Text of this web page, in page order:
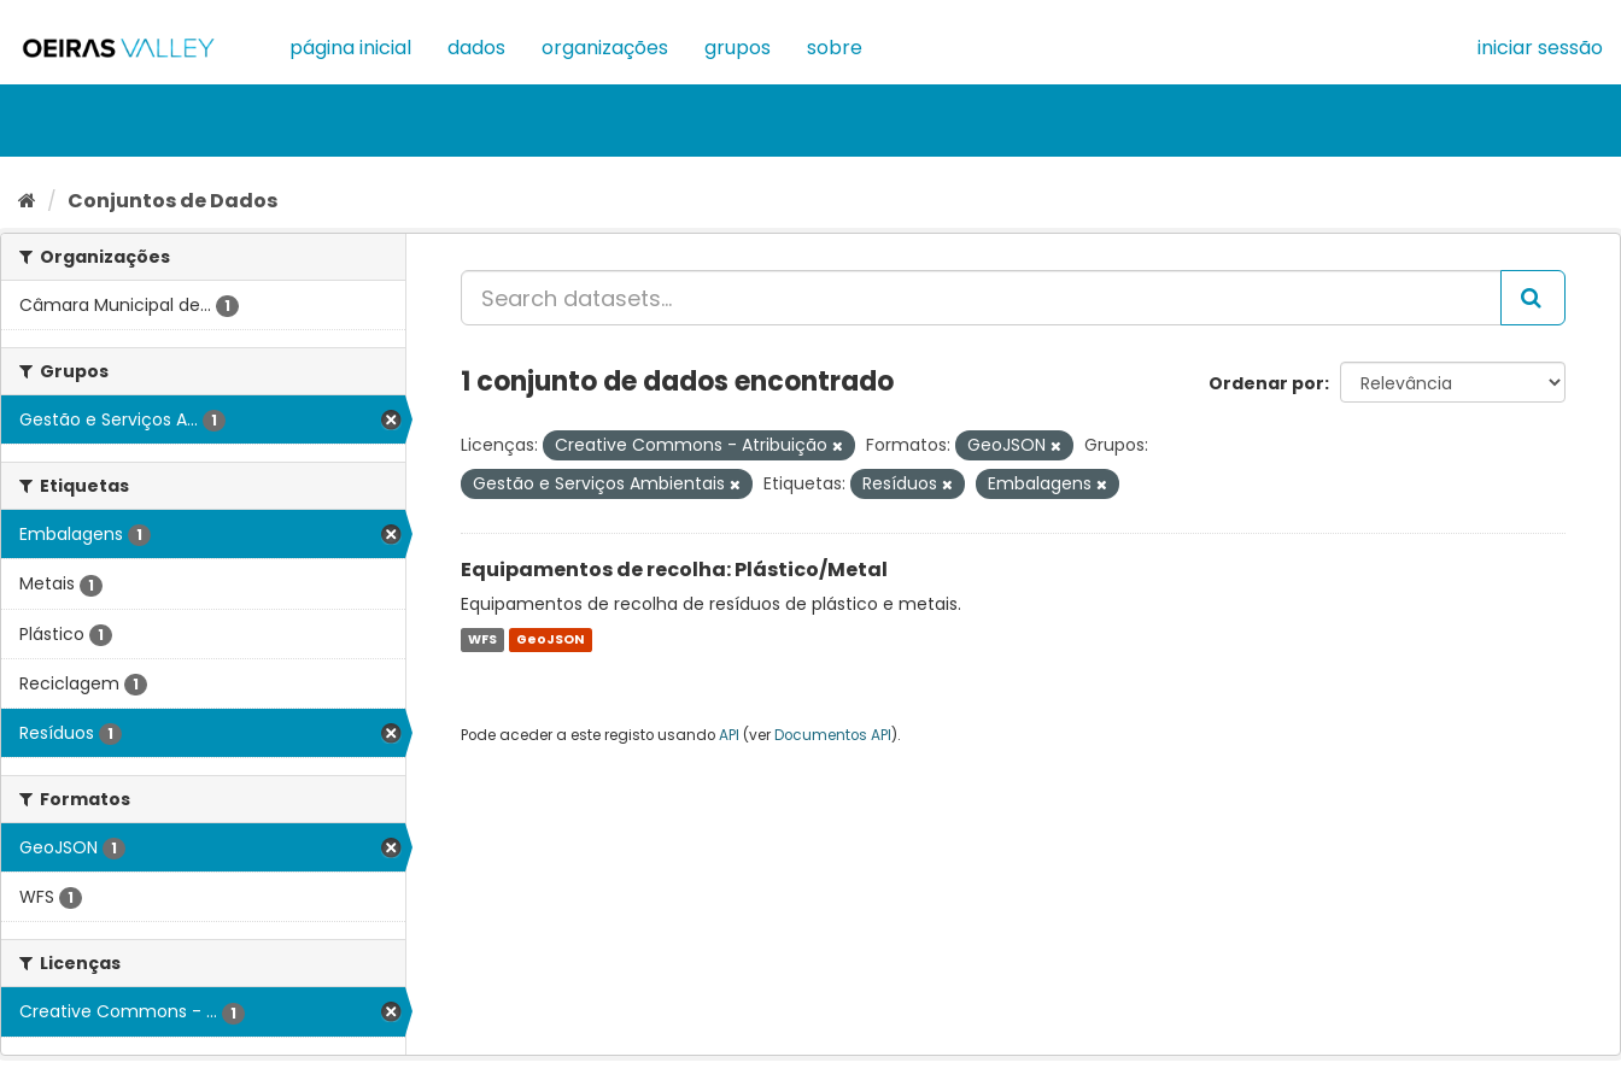
para
conteúdo
página inicial dados organizações grupos sobre iniciar sessão
Conjuntos de Dados
Organizações
Câmara Municipal de...
1
Grupos
Gestão e Serviços A...
1
Etiquetas
Embalagens
1
Metais 1
Plástico 1
Reciclagem 1
Resíduos 1
Formatos
GeoJSON
1
WFS 1
Licenças
Creative Commons - ...
1
Ordenar por
1 conjunto de dados encontrado
Licenças: Creative Commons - Atribuição Formatos: GeoJSON
Grupos:
Gestão e Serviços Ambientais
Etiquetas: Resíduos Embalagens
Equipamentos de recolha: Plástico/Metal
Equipamentos de recolha de resíduos de plástico e metais.
WFS GeoJSON
Pode aceder a este registo usandoAPI (verDocumentos API).